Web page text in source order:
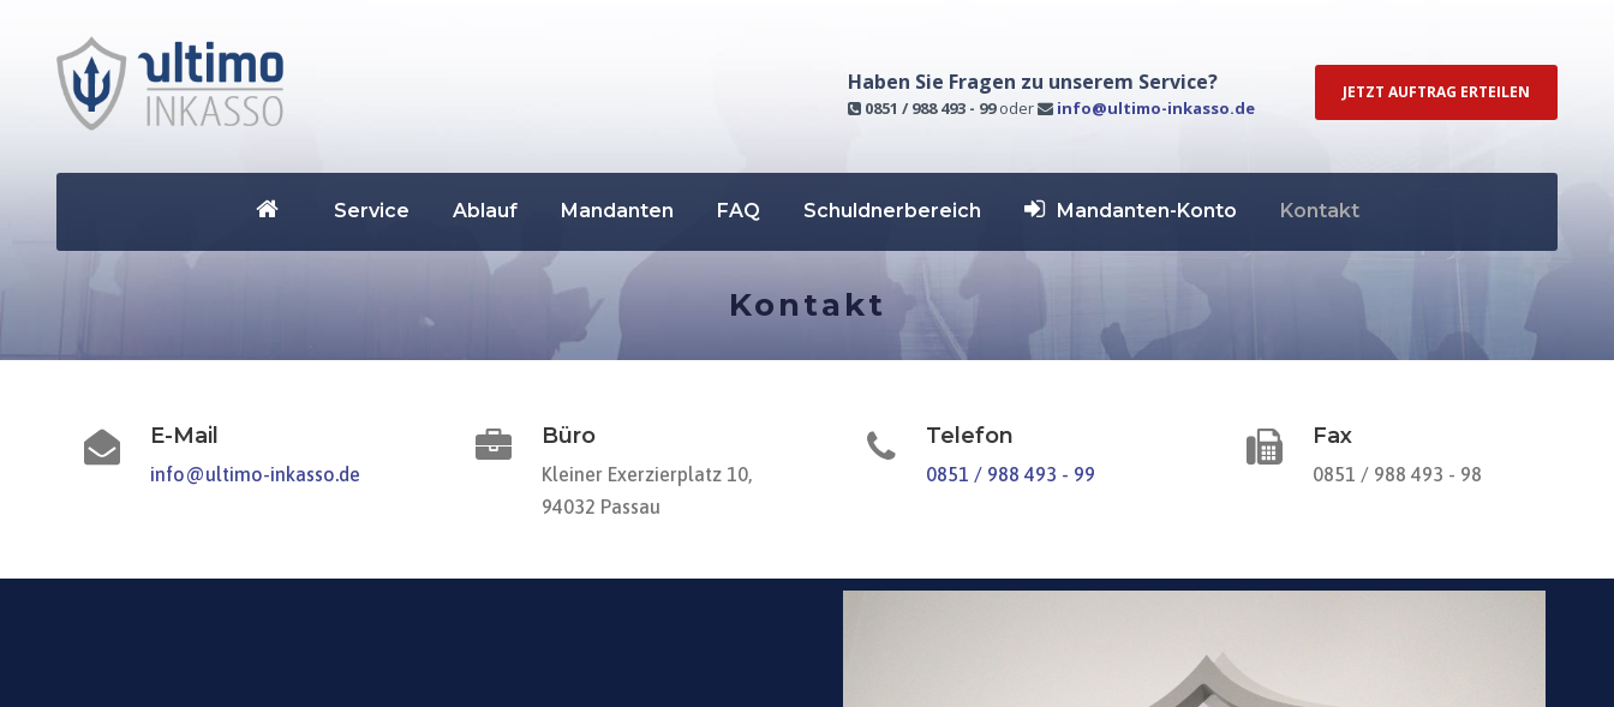
Haben Sie Fragen zu unserem Service?
0851 / 988 493 - 99oder info@ultimo-inkasso.de
JETZT AUFTRAG ERTEILEN
Service Ablauf Mandanten FAQ Schuldnerbereich Mandanten-Konto Kontakt
Kontakt
E-Mail
info@ultimo-inkasso.de
Büro
Kleiner Exerzierplatz 10,
94032 Passau
Telefon
0851 / 988 493 - 99
Fax
0851 / 988 493 - 98